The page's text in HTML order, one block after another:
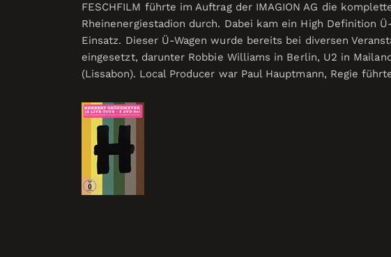
FESCHFILM führte im Auftrag der IMAGION AG die
Rheinenergiestadion durch. Dabei kam ein High Definition
Einsatz. Dieser Ü-Wagen wurde bereits bei diversen
eingesetzt, darunter Robbie Williams in Berlin, U2 in
(Lissabon). Local Producer war Paul Hauptmann, Regie